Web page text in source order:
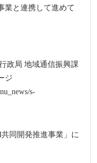
と連携して進めて
局 地域通信振興課
ジ
s-
同開発推進事業」に